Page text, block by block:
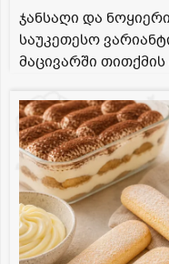
ჯანსაღი და
საუკეთესო
მაცივარში